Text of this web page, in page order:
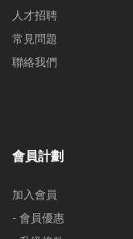
人才招聘
常見問題
聯絡我們
會員計劃
加入會員
- 會員優惠